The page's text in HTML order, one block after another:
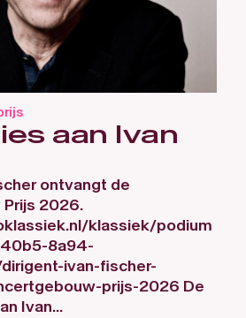
aan Ivan
ontvangt de
2026.
klassiek/podium
8a94-
ivan-fischer-
prijs-2026 De
Ivan...